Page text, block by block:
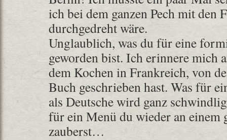
ich bei dem ganzen Pech mit den
durchgedreht wäre.
Unglaublich, was du für eine
geworden bist. Ich erinnere mich
dem Kochen in Frankreich, von
Buch geschrieben hast. Was für
als Deutsche wird ganz
für ein Menü du wieder an einem
zauberst…